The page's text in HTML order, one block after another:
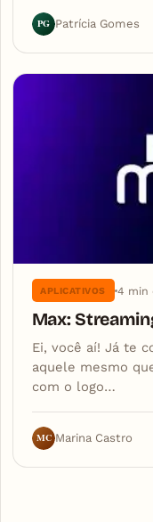
PG Patrícia Gomes
APLICATIVOS 4 min
Max:
Ei, você aí! Já te
aquele mesmo
com o logo…
MC Marina Castro